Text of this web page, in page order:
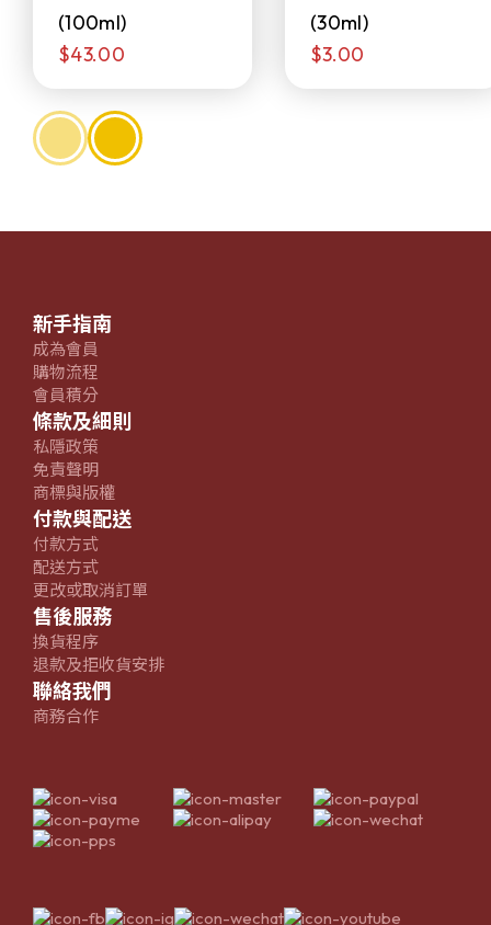
(100ml)
$43.00
(30ml)
$3.00
新手指南
成為會員
購物流程
會員積分
條款及細則
私隱政策
免責聲明
商標與版權
付款與配送
付款方式
配送方式
更改或取消訂單
售後服務
換貨程序
退款及拒收貨安排
聯絡我們
商務合作